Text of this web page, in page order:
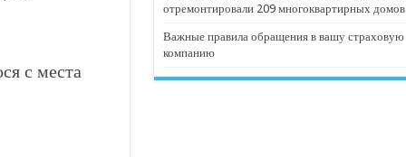
с места
отремонтировали 209 многоквартирных домов
Важные правила обращения в вашу страховую
компанию